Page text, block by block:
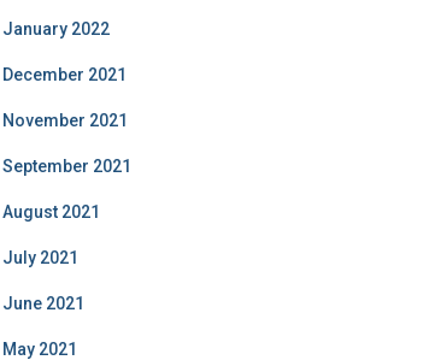
January 2022
December 2021
November 2021
September 2021
August 2021
July 2021
June 2021
May 2021